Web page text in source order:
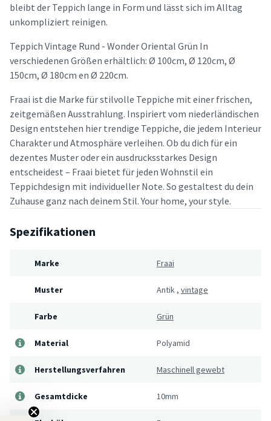
bleibt der Teppich lange in Form und lässt sich im Alltag
unkompliziert reinigen.
Teppich Vintage Rund - Wonder Oriental Grün In
verschiedenen Größen erhältlich: Ø 100cm, Ø 120cm, Ø
150cm, Ø 180cm en Ø 220cm.
Fraai ist die Marke für stilvolle Teppiche mit einer frischen,
zeitgemäßen Ausstrahlung. Inspiriert vom niederländischen
Design entstehen hier trendige Teppiche, die jedem Interieur
Charakter und Atmosphäre verleihen. Ob du dich für ein
dezentes Muster oder ein ausdrucksstarkes Design
entscheidest – Fraai bietet für jeden Wohnstil ein
Teppichdesign mit individueller Note. So gestaltest du dein
Zuhause ganz nach deinem Stil. Your home, your style.
Spezifikationen
Marke Fraai
Muster Antik , vintage
Farbe Grün
Material Polyamid
Herstellungsverfahren Maschinell gewebt
Gesamtdicke 10mm